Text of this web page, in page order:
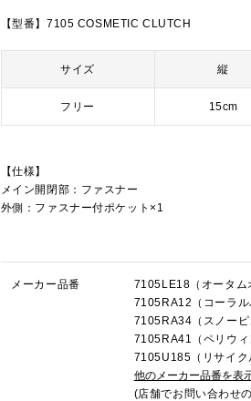
【型番】7105 COSMETIC CLUTCH
サイズ 縦
フリー 15cm
【仕様】
メイン開閉部：ファスナー
外側：ファスナー付ポケット×1
メーカー品番
7105LE18（オータム
7105RA12（コーラル
7105RA34（スノーピ
7105RA41（ペリウィ
7105U185（リサイク
他のメーカー品番を表
(店舗でお問い合わせ